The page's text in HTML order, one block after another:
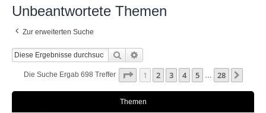
Unbeantwortete Themen
Zur erweiterten Suche
Suche
Die Suche Ergab 698 Treffer Seite 1Von 28
1 2 3 4 5 … 28
Themen